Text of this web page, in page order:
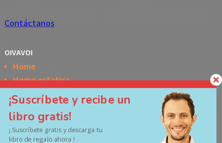
Contáctanos
OIVAVOI
Home
Home estatica
Horóscopo semanal de la Kabbalah
Memes
No Access
Políticas de privacidad
¡Suscríbete y recibe un
libro gratis!
¡ Suscríbete gratis y descarga tu
libro de regalo ahora !